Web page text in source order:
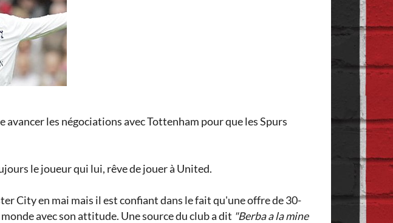
les négociations avec Tottenham pour que les Spurs
le joueur qui lui, rêve de jouer à United.
City en mai mais il est confiant dans le fait qu'une offre de 30-
avec son attitude. Une source du club a dit "Berba a la mine